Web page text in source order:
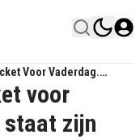
Voor Vaderdag.
Wereld Op Zijn Kop
voor
staat zijn